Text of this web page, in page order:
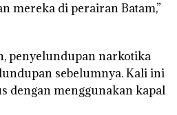
mereka di perairan Batam,”
penyelundupan narkotika
sebelumnya. Kali ini
dengan menggunakan kapal